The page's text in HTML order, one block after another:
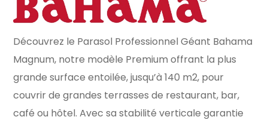
Découvrez le Parasol Professionnel Géant Bahama
Magnum, notre modèle Premium offrant la plus
grande surface entoilée, jusqu’à 140 m2, pour
couvrir de grandes terrasses de restaurant, bar,
café ou hôtel. Avec sa stabilité verticale garantie